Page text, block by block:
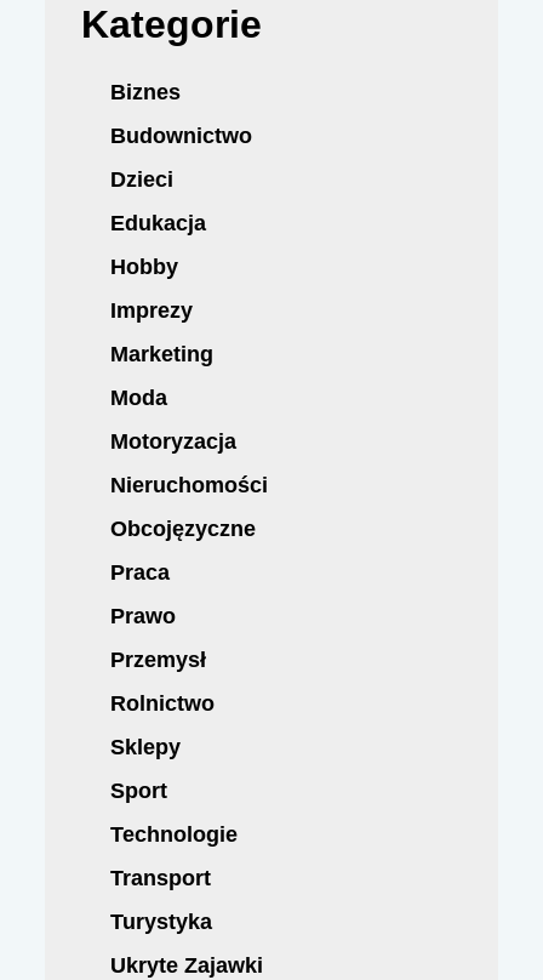
Kategorie
Biznes
Budownictwo
Dzieci
Edukacja
Hobby
Imprezy
Marketing
Moda
Motoryzacja
Nieruchomości
Obcojęzyczne
Praca
Prawo
Przemysł
Rolnictwo
Sklepy
Sport
Technologie
Transport
Turystyka
Ukryte Zajawki